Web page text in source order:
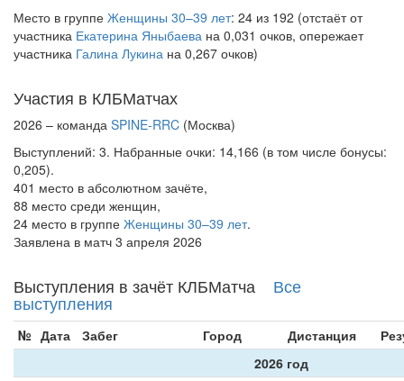
Место в группе Женщины 30–39 лет: 24 из 192 (отстаёт от
участника Екатерина Яныбаева на 0,031 очков, опережает
участника Галина Лукина на 0,267 очков)
Участия в КЛБМатчах
2026 – команда SPINE-RRC (Москва)
Выступлений: 3. Набранные очки: 14,166 (в том числе бонусы:
0,205).
401 место в абсолютном зачёте,
88 место среди женщин,
24 место в группе Женщины 30–39 лет.
Заявлена в матч 3 апреля 2026
Выступления в зачёт КЛБМатча Все
выступления
№ Дата Забег Город Дистанция
2026 год